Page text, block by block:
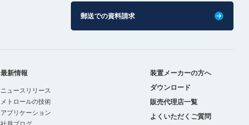
郵送での資料請求
最新情報
ニュースリリース
メトロールの技術
アプリケーション
装置メーカーの方へ
ダウンロード
販売代理店一覧
よくいただくご質問